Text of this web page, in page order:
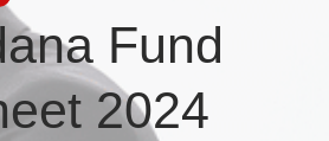
Fund
2024